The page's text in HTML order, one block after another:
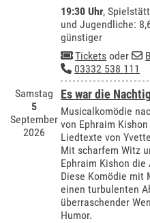
19:30 Uhr,
und Jugendliche:
günstiger
Tickets oder
03332 538 111
Samstag
5
September
2026
Es war die
Musicalkomödie
von Ephraim
Liedtexte von
Mit scharfem Witz
Ephraim Kishon
Diese Komödie mit
einen turbulenten
überraschender
Humor.